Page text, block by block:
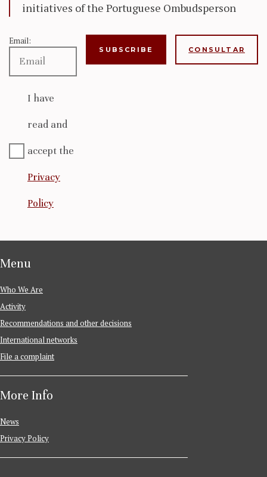
initiatives of the Portuguese Ombudsperson
Email:
I have
read and
accept the
Privacy
Policy
CONSULTAR
Menu
Who We Are
Activity
Recommendations and other decisions
International networks
File a complaint
More Info
News
Privacy Policy